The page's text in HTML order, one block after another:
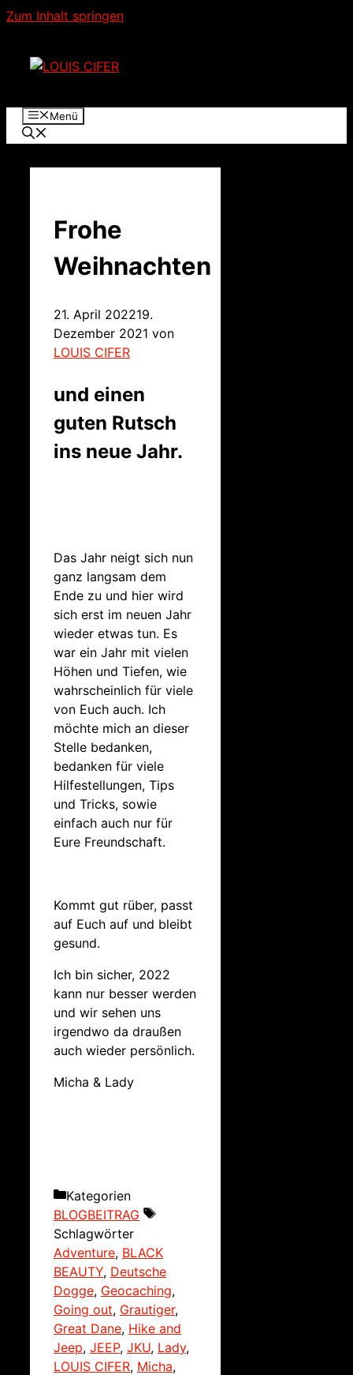
Zum Inhalt springen
Menü
Frohe
Weihnachten
21. April 202219.
Dezember 2021 von
LOUIS CIFER
und einen
guten Rutsch
ins neue Jahr.
Das Jahr neigt sich nun
ganz langsam dem
Ende zu und hier wird
sich erst im neuen Jahr
wieder etwas tun. Es
war ein Jahr mit vielen
Höhen und Tiefen, wie
wahrscheinlich für viele
von Euch auch. Ich
möchte mich an dieser
Stelle bedanken,
bedanken für viele
Hilfestellungen, Tips
und Tricks, sowie
einfach auch nur für
Eure Freundschaft.
Kommt gut rüber, passt
auf Euch auf und bleibt
gesund.
Ich bin sicher, 2022
kann nur besser werden
und wir sehen uns
irgendwo da draußen
auch wieder persönlich.
Micha & Lady
Kategorien
BLOGBEITRAG
Schlagwörter
Adventure, BLACK
BEAUTY, Deutsche
Dogge, Geocaching,
Going out, Grautiger,
Great Dane, Hike and
Jeep, JEEP, JKU, Lady,
LOUIS CIFER, Micha,